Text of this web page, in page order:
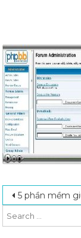
Post
5 phần mềm giúp tạo Forum tốt nhất hiện